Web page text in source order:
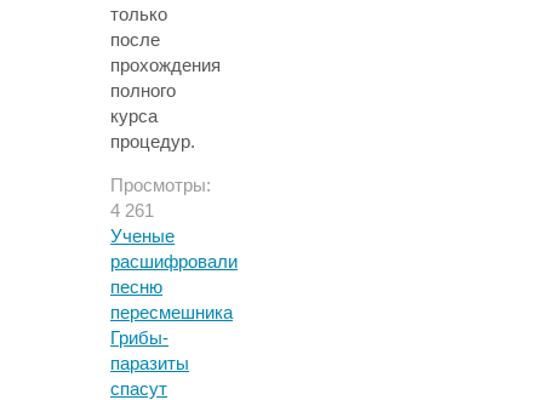
только
после
прохождения
полного
курса
процедур.
Просмотры:
4 261
Ученые
расшифровали
песню
пересмешника
Грибы-
паразиты
спасут